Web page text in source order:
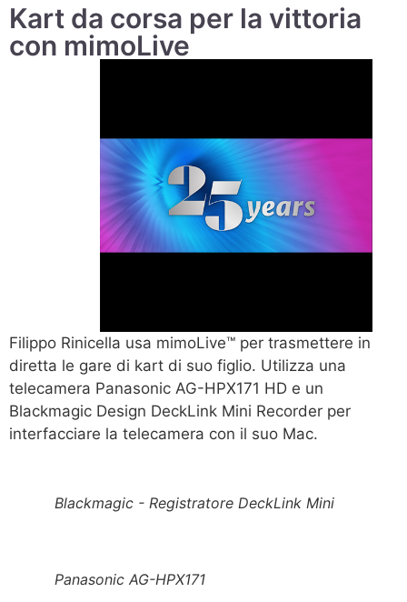
Kart da corsa per la vittoria
con mimoLive
Filippo Rinicella usa mimoLive™ per trasmettere in
diretta le gare di kart di suo figlio. Utilizza una
telecamera Panasonic AG-HPX171 HD e un
Blackmagic Design DeckLink Mini Recorder per
interfacciare la telecamera con il suo Mac.